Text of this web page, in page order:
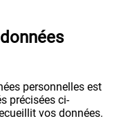
personnelles est
précisées ci-
vos données.